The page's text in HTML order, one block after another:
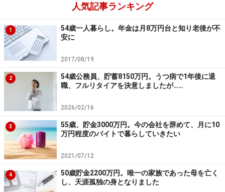
人気記事ランキング
1
54歳一人暮らし。年金は月8万円台と知り老後が不
安に
2017/08/19
2
54歳公務員、貯蓄8150万円。うつ病で1年後に退
職、フルリタイアを決意しましたが……
2026/02/16
3
55歳、貯金3000万円。今の会社を辞めて、月に10
万円程度のバイトで暮らしていきたい
2021/07/12
4
50歳貯金2200万円。唯一の家族であった母を亡く
し、天涯孤独の身となりました